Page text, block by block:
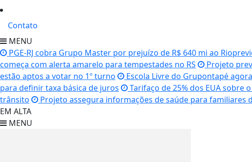
Contato
MENU
PGE-RJ cobra Grupo Master por prejuízo de R$ 640 mi ao
começa com alerta amarelo para tempestades no RS
Projeto
estão aptos a votar no 1º turno
Escola Livre do Grupontapé
para definir taxa básica de juros
Tarifaço de 25% dos EUA sobre
trânsito
Projeto assegura informações de saúde para familiares
EM ALTA
MENU